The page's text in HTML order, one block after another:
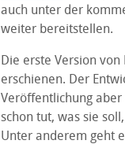
auch unter der
weiter bereitstellen.
Die erste Version
erschienen. Der
Veröffentlichung
schon tut, was sie
Unter anderem geht